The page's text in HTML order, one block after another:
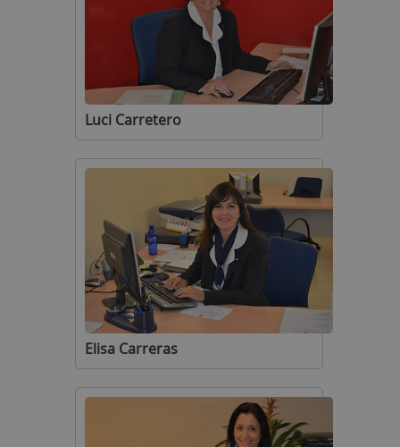
Luci Carretero
Elisa Carreras